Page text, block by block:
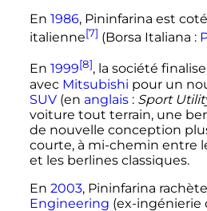
En 1986, Pininfarina est
italienne[7] (Borsa Italiana :
En 1999[8], la société
avec Mitsubishi pour un
SUV(en anglais: Sport
voiture tout terrain, une
de nouvelle conception
courte, à mi-chemin entre
et les berlines classiques.
En 2003, Pininfarina rachète
Engineering (ex-ingénierie